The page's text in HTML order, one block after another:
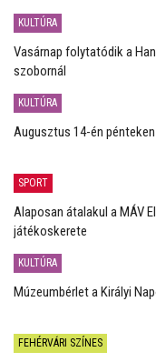
KULTÚRA
Vasárnap folytatódik a
szobornál
KULTÚRA
Augusztus 14-én
SPORT
Alaposan átalakul a MÁV
játékoskerete
KULTÚRA
Múzeumbérlet a Királyi
FEHÉRVÁRI SZÍNES